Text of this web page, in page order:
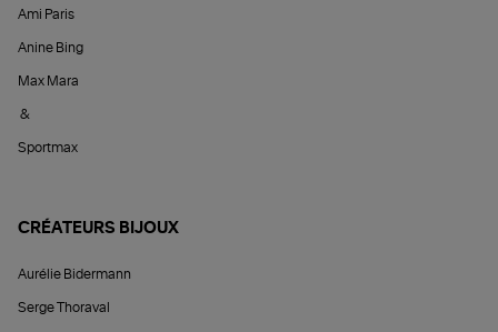
Ami Paris
Anine Bing
Max Mara
&
Sportmax
CRÉATEURS BIJOUX
Aurélie Bidermann
Serge Thoraval